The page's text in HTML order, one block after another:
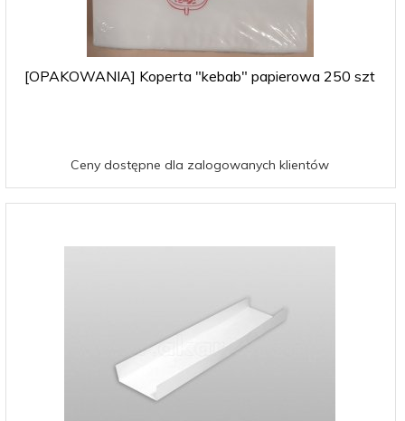
[OPAKOWANIA] Koperta "kebab" papierowa 250 szt
Ceny dostępne dla zalogowanych klientów